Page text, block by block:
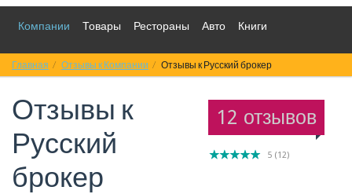
Компании Товары Рестораны Авто Книги
Спорт Фильмы Деньги Путешествия
Красота Здоровье
Главная Отзывы к Компании Отзывы к Русский брокер
12 отзывов
5 (12)
Отзывы к
Русский
брокер